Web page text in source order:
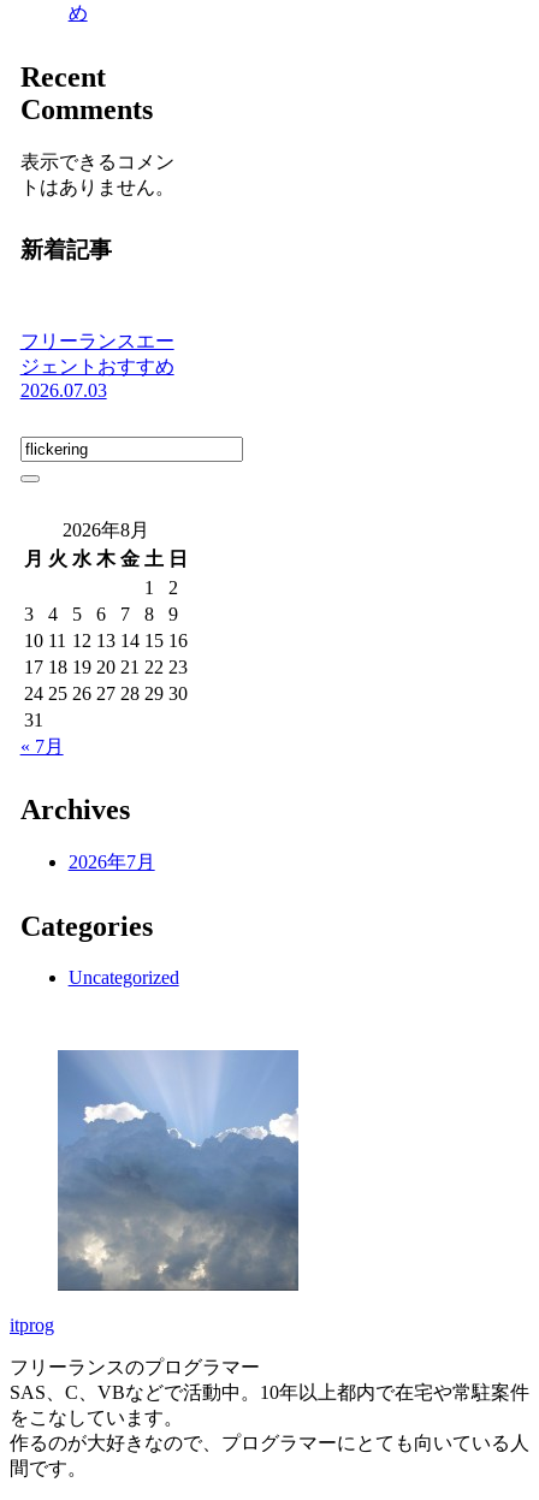
め
Recent
Comments
表示できるコメン
トはありません。
新着記事
フリーランスエー
ジェントおすすめ
2026.07.03
2026年8月
月 火 水 木 金 土 日
1
2
3
4 5 6 7 8
9
10 11 12 13 14 15 16
17 18 19 20 21 22 23
24 25 26 27 28 29 30
31
« 7月
Archives
2026年7月
Categories
Uncategorized
itprog
フリーランスのプログラマー
SAS、C、VBなどで活動中。10年以上都内で在宅や常駐案件
をこなしています。
作るのが大好きなので、プログラマーにとても向いている人
間です。